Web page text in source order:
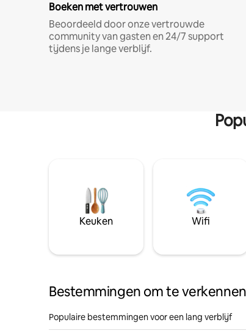
Boeken met vertrouwen
Beoordeeld door onze vertrouwde
community van gasten en 24/7 support
tijdens je lange verblijf.
Keuken Wifi
Bestemmingen om te verkennen
Populaire bestemmingen voor een lang verblijf